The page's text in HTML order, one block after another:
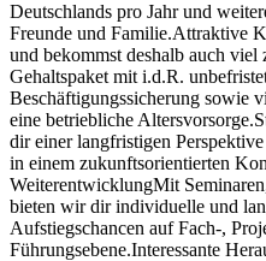
Deutschlands pro Jahr und
Freunde und Familie.Attraktive
und bekommst deshalb auch
Gehaltspaket mit i.d.R.
Beschäftigungssicherung sowie
eine betriebliche
dir einer langfristigen
in einem zukunftsorientierten
WeiterentwicklungMit
bieten wir dir individuelle und
Aufstiegschancen auf Fach-,
Führungsebene.Interessante